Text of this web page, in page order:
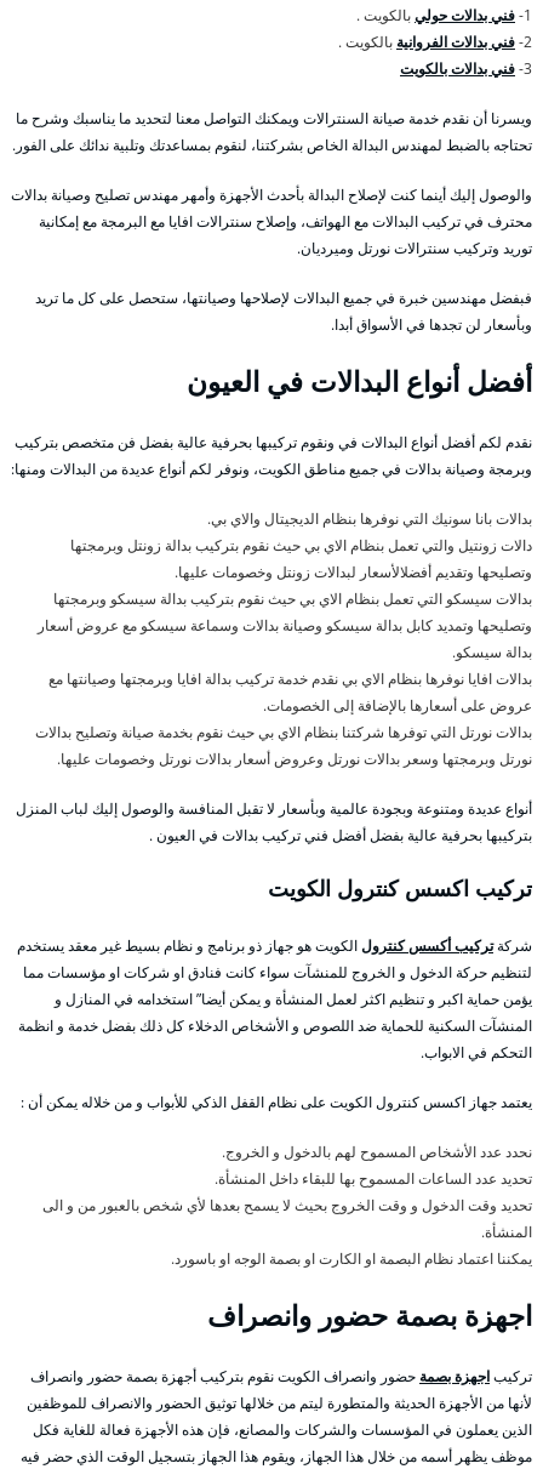
1- فني بدالات حوليبالكويت .
2- فني بدالات الفروانية بالكويت .
3- فني بدالات بالكويت
ويسرنا أن نقدم خدمة صيانة السنترالات ويمكنك التواصل معنا لتحديد ما يناسبك وشرح ما
تحتاجه بالضبط لمهندس البدالة الخاص بشركتنا، لنقوم بمساعدتك وتلبية ندائك على الفور.
والوصول إليك أينما كنت لإصلاح البدالة بأحدث الأجهزة وأمهر مهندس تصليح وصيانة بدالات
محترف في تركيب البدالات مع الهواتف، وإصلاح سنترالات افايا مع البرمجة مع إمكانية
توريد وتركيب سنترالات نورتل وميرديان.
فبفضل مهندسين خبرة في جميع البدالات لإصلاحها وصيانتها، ستحصل على كل ما تريد
وبأسعار لن تجدها في الأسواق أبدا.
أفضل أنواع البدالات في العيون
نقدم لكم أفضل أنواع البدالات في ونقوم تركيبها بحرفية عالية بفضل فن متخصص بتركيب
وبرمجة وصيانة بدالات في جميع مناطق الكويت، ونوفر لكم أنواع عديدة من البدالات ومنها:
بدالات بانا سونيك التي نوفرها بنظام الديجيتال والاي بي.
دالات زونتيل والتي تعمل بنظام الاي بي حيث نقوم بتركيب بدالة زونتل وبرمجتها
وتصليحها وتقديم أفضلالأسعار لبدالات زونتل وخصومات عليها.
بدالات سيسكو التي تعمل بنظام الاي بي حيث نقوم بتركيب بدالة سيسكو وبرمجتها
وتصليحها وتمديد كابل بدالة سيسكو وصيانة بدالات وسماعة سيسكو مع عروض أسعار
بدالة سيسكو.
بدالات افايا نوفرها بنظام الاي بي نقدم خدمة تركيب بدالة افايا وبرمجتها وصيانتها مع
عروض على أسعارها بالإضافة إلى الخصومات.
بدالات نورتل التي توفرها شركتنا بنظام الاي بي حيث نقوم بخدمة صيانة وتصليح بدالات
نورتل وبرمجتها وسعر بدالات نورتل وعروض أسعار بدالات نورتل وخصومات عليها.
أنواع عديدة ومتنوعة وبجودة عالمية وبأسعار لا تقبل المنافسة والوصول إليك لباب المنزل
بتركيبها بحرفية عالية بفضل أفضل فني تركيب بدالات في العيون .
تركيب اكسس كنترول الكويت
شركةتركيب أكسس كنترولالكويت هو جهاز ذو برنامج و نظام بسيط غير معقد يستخدم
لتنظيم حركة الدخول و الخروج للمنشآت سواء كانت فنادق او شركات او مؤسسات مما
يؤمن حماية اكبر و تنظيم اكثر لعمل المنشأة و يمكن أيضا” استخدامه في المنازل و
المنشآت السكنية للحماية ضد اللصوص و الأشخاص الدخلاء كل ذلك بفضل خدمة و انظمة
التحكم في الابواب.
يعتمد جهاز اكسس كنترول الكويت على نظام القفل الذكي للأبواب و من خلاله يمكن أن :
نحدد عدد الأشخاص المسموح لهم بالدخول و الخروج.
تحديد عدد الساعات المسموح بها للبقاء داخل المنشأة.
تحديد وقت الدخول و وقت الخروج بحيث لا يسمح بعدها لأي شخص بالعبور من و الى
المنشأة.
يمكننا اعتماد نظام البصمة او الكارت او بصمة الوجه او باسورد.
اجهزة بصمة حضور وانصراف
تركيباجهزة بصمة حضور وانصراف الكويت نقوم بتركيب أجهزة بصمة حضور وانصراف
لأنها من الأجهزة الحديثة والمتطورة ليتم من خلالها توثيق الحضور والانصراف للموظفين
الذين يعملون في المؤسسات والشركات والمصانع، فإن هذه الأجهزة فعالة للغاية فكل
موظف يظهر أسمه من خلال هذا الجهاز، ويقوم هذا الجهاز بتسجيل الوقت الذي حضر فيه